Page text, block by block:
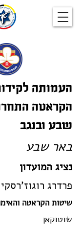
העמותה
הקראטה
שבע ובנגב
באר שבע
נציג המועדון
פרדרג רוגוז'רסקי
שיטות הקראטה
שוטוקאן